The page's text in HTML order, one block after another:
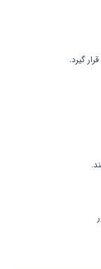
گیرد.